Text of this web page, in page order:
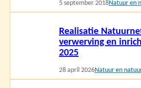
5 september 2018Natuur en
Realisatie
verwerving en
2025
28 april 2026Natuur en